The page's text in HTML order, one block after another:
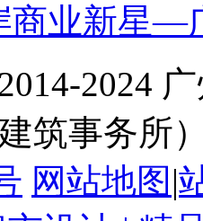
商业新星—
2024
筑事务所
网站地图 |